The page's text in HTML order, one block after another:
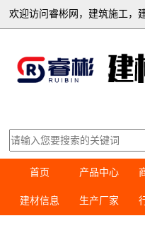
欢迎访问睿彬网，建筑施工，
首页 产品中心
建材信息 生产厂家